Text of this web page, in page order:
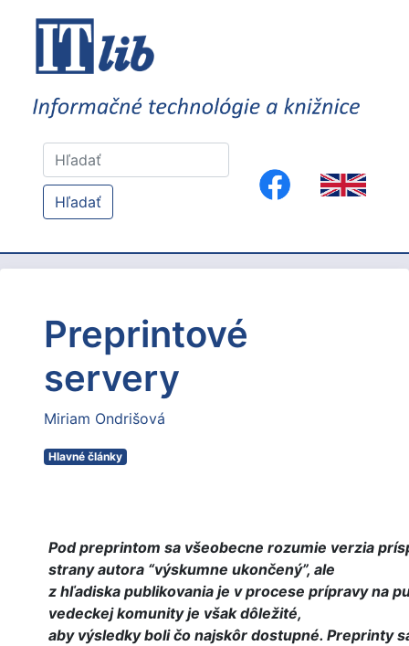
Hľadať
Preprintové
servery
Miriam Ondrišová
Hlavné články
Pod preprintom sa všeobecne rozumie verzia
strany autora “výskumne ukončený”, ale
z hľadiska publikovania je v procese prípravy na
vedeckej komunity je však dôležité,
aby výsledky boli čo najskôr dostupné. Preprinty